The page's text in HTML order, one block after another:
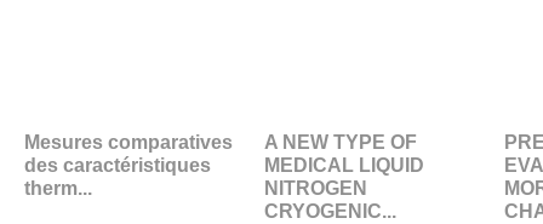
Mesures comparatives
des caractéristiques
therm...
A NEW TYPE OF
MEDICAL LIQUID
NITROGEN
CRYOGENIC...